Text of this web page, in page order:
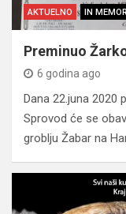
AKTUELNO IN
Preminuo
6 godina ago
Dana 22.juna 2020
Sprovod će se
groblju Žabar na